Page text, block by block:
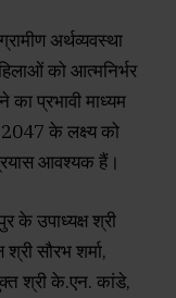
अर्थव्यवस्था
को आत्मनिर्भर
प्रभावी माध्यम
के लक्ष्य को
आवश्यक हैं।
के उपाध्यक्ष श्री
सौरभ शर्मा,
श्री के.एन. कांडे,